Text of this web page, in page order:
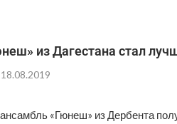
из Дагестана стал
18.08.2019
«Гюнеш» из Дербента